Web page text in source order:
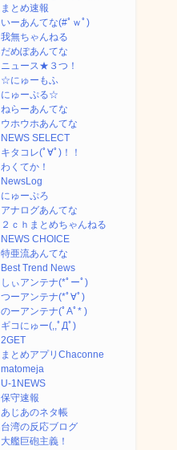
まとめ速報
いーあんてな(#ﾟｗﾟ)
我無ちゃんねる
だめぽあんてな
ニュース★３つ！
☆にゅーもふ
にゅーぷる☆
ねらーあんてな
ウホウホあんてな
NEWS SELECT
キタコレ(ﾟ∀ﾟ)！！
わくてか！
NewsLog
にゅーぷろ
アナログあんてな
２ｃｈまとめちゃんねる
NEWS CHOICE
特亜流あんてな
Best Trend News
しぃアンテナ(*ﾟーﾟ)
つーアンテナ(*ﾟ∀ﾟ)
のーアンテナ(ﾟAﾟ* )
ギコにゅー(,,ﾟДﾟ)
2GET
まとめアプリChaconne
matomeja
U-1NEWS
保守速報
あじあのネタ帳
台湾の反応ブログ
大艦巨砲主義！